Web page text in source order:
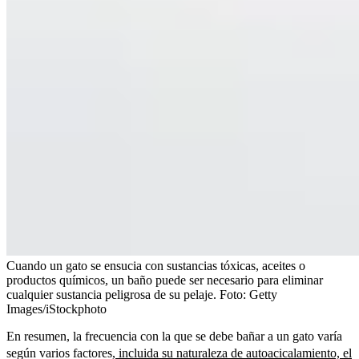
Cuando un gato se ensucia con sustancias tóxicas, aceites o
productos químicos, un baño puede ser necesario para eliminar
cualquier sustancia peligrosa de su pelaje. Foto: Getty
Images/iStockphoto
En resumen, la frecuencia con la que se debe bañar a un gato varía
según varios factores, incluida su naturaleza de autoacicalamiento, el